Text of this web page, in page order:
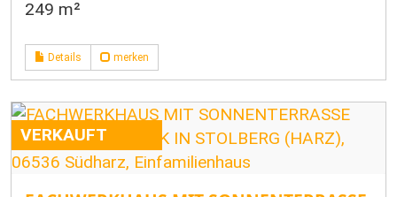
249 m²
Details merken
VERKAUFT